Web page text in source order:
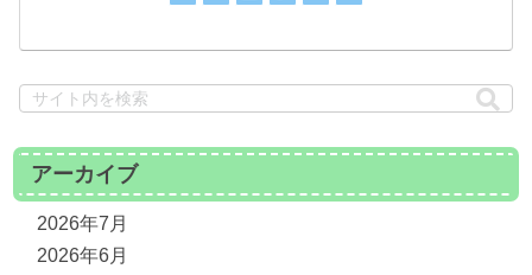
アーカイブ
2026年7月
2026年6月